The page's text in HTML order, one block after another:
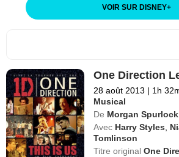
VOIR SUR DISNEY+
One Direction
28 août 2013 | 1h
Musical
De Morgan Spurlock
Avec Harry Styles,
Tomlinson
Titre originalOne